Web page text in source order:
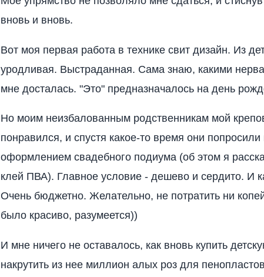
вновь и вновь.
Вот моя первая работа в технике свит дизайн. Из
уродливая. Выстраданная. Сама знаю, какими
мне досталась. "Это" предназначалось на день
Но моим неизбалованным родственникам мой
понравился, и спустя какое-то время они
оформлением свадебного подиума (об этом я
клей ПВА). Главное условие - дешево и сердито. И
Очень бюджетно. Желательно, не потратить ни
было красиво, разумеется))
И мне ничего не оставалось, как вновь купить
накрутить из нее миллион алых роз для